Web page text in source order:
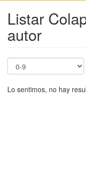
Listar
autor
Lo sentimos, no hay